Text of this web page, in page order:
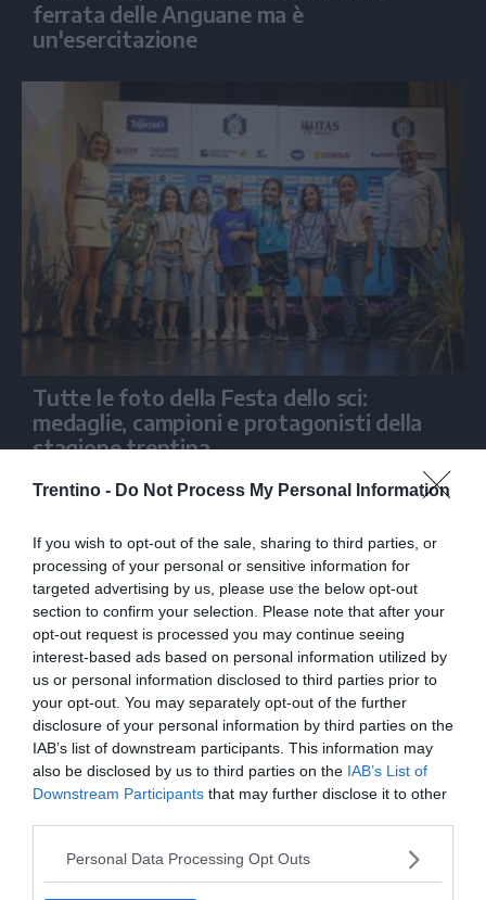
Trentino - Do Not Process My Personal Information
If you wish to opt-out of the sale, sharing to third parties, or
processing of your personal or sensitive information for
targeted advertising by us, please use the below opt-out
section to confirm your selection. Please note that after your
opt-out request is processed you may continue seeing
interest-based ads based on personal information utilized by
us or personal information disclosed to third parties prior to
your opt-out. You may separately opt-out of the further
disclosure of your personal information by third parties on the
IAB’s list of downstream participants. This information may
also be disclosed by us to third parties on the IAB’s List of
Downstream Participants that may further disclose it to other
Personal Data Processing Opt Outs
ferrata delle Anguane ma è
un'esercitazione
Tutte le foto della Festa dello sci:
medaglie, campioni e protagonisti della
stagione trentina
VALLAGARINA
Mori, i volontari rimuovono valanghe di
rifiuti abbandonati: anche un frigo e dei
televisori